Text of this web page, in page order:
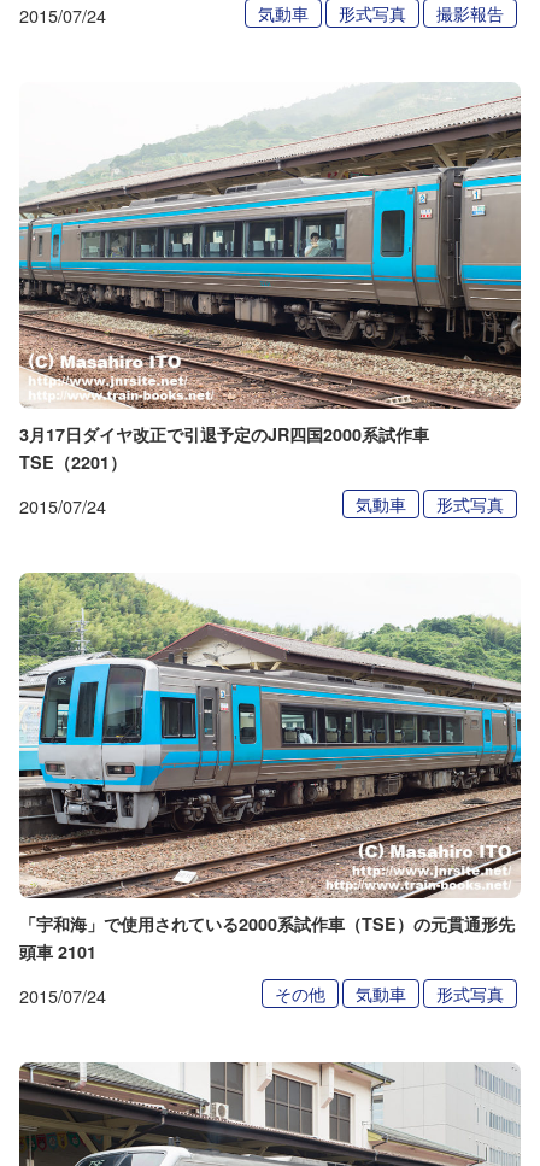
2015/07/24 気動車 形式写真 撮影報告
3月17日ダイヤ改正で引退予定のJR四国2000系試作車
TSE（2201）
2015/07/24 気動車 形式写真
「宇和海」で使用されている2000系試作車（TSE）の元貫通形先
頭車 2101
2015/07/24 その他 気動車 形式写真